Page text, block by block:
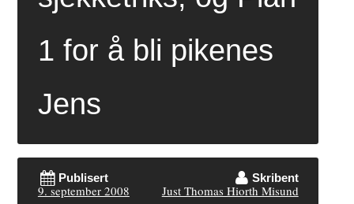
1 for å bli pikenes
Jens
Publisert
9. september 2008
Skribent
Just Thomas Hiorth Misund